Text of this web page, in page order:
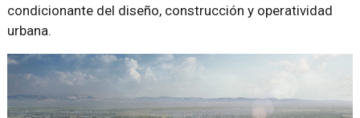
condicionante del diseño, construcción y operatividad
urbana.